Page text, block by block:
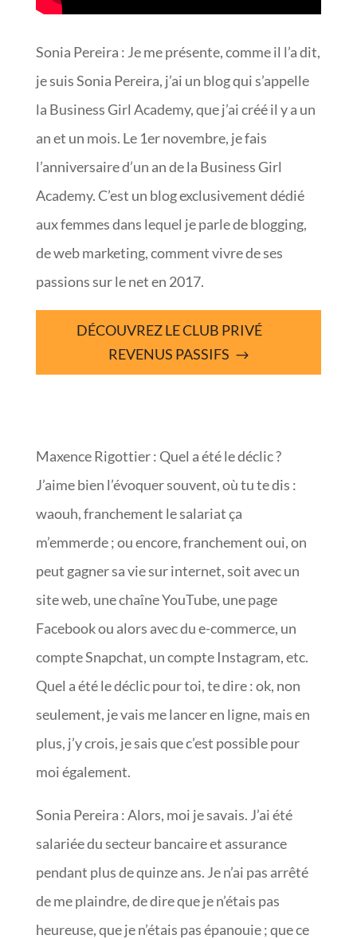
Sonia Pereira : Je me présente, comme il l’a dit,
je suis Sonia Pereira, j’ai un blog qui s’appelle
la Business Girl Academy, que j’ai créé il y a un
an et un mois. Le 1er novembre, je fais
l’anniversaire d’un an de la Business Girl
Academy. C’est un blog exclusivement dédié
aux femmes dans lequel je parle de blogging,
de web marketing, comment vivre de ses
passions sur le net en 2017.
DÉCOUVREZ LE CLUB PRIVÉ
REVENUS PASSIFS
Maxence Rigottier : Quel a été le déclic ?
J’aime bien l’évoquer souvent, où tu te dis :
waouh, franchement le salariat ça
m’emmerde ; ou encore, franchement oui, on
peut gagner sa vie sur internet, soit avec un
site web, une chaîne YouTube, une page
Facebook ou alors avec du e-commerce, un
compte Snapchat, un compte Instagram, etc.
Quel a été le déclic pour toi, te dire : ok, non
seulement, je vais me lancer en ligne, mais en
plus, j’y crois, je sais que c’est possible pour
moi également.
Sonia Pereira : Alors, moi je savais. J’ai été
salariée du secteur bancaire et assurance
pendant plus de quinze ans. Je n’ai pas arrêté
de me plaindre, de dire que je n’étais pas
heureuse, que je n’étais pas épanouie ; que ce